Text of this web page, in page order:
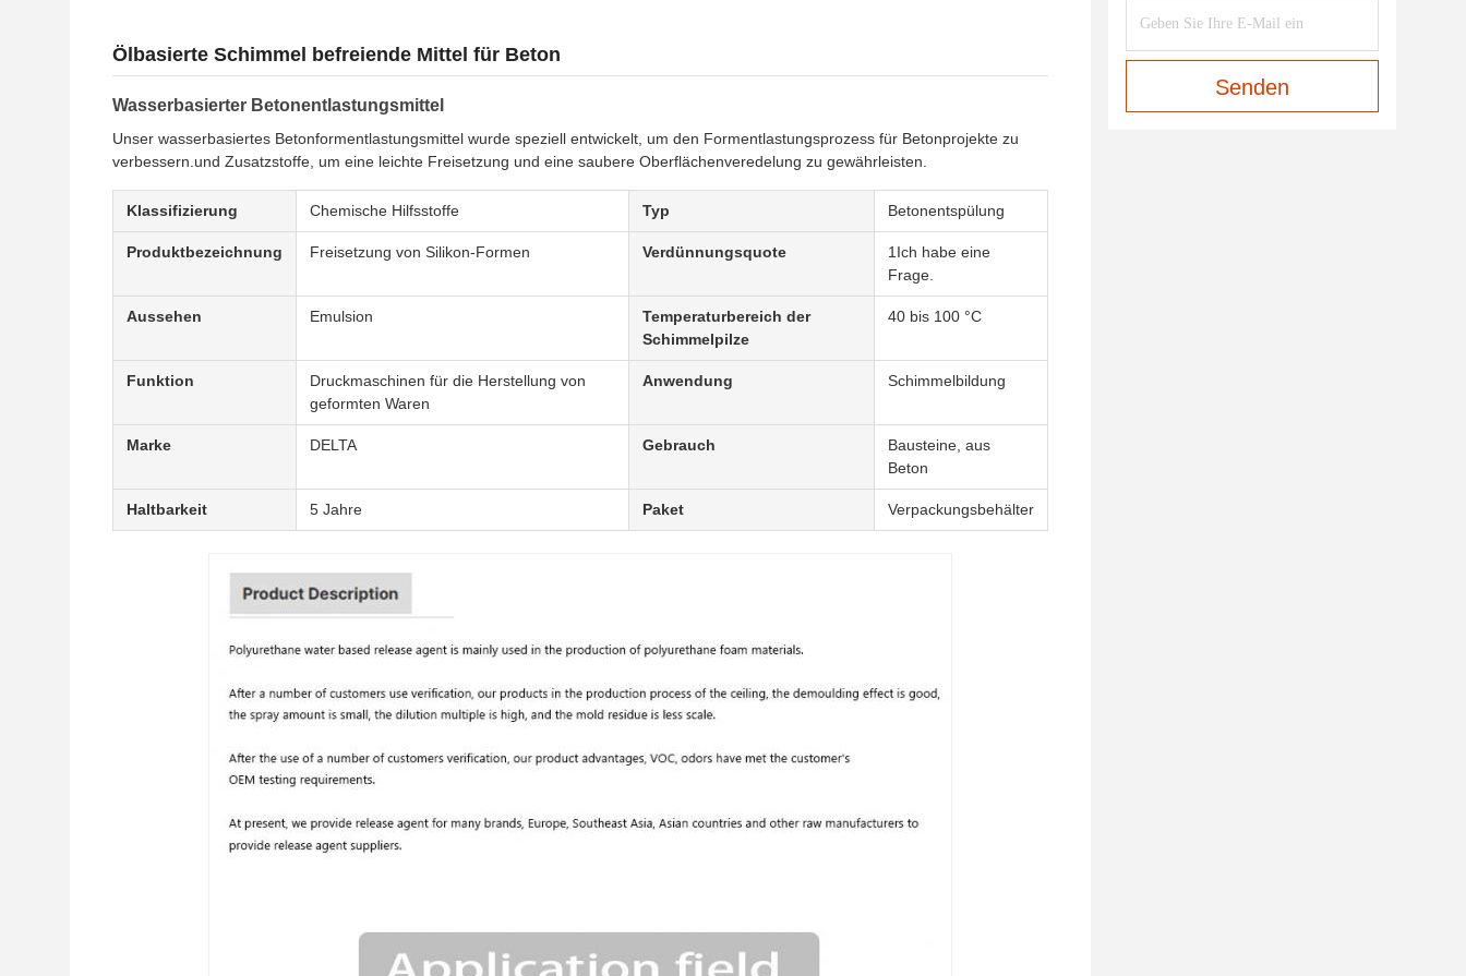
Ölbasierte Schimmel befreiende Mittel für Beton
Wasserbasierter Betonentlastungsmittel
Unser wasserbasiertes Betonformentlastungsmittel wurde speziell entwickelt, um den Formentlastungsprozess für Betonprojekte zu
verbessern.und Zusatzstoffe, um eine leichte Freisetzung und eine saubere Oberflächenveredelung zu gewährleisten.
Klassifizierung Chemische Hilfsstoffe Typ Betonentspülung
Produktbezeichnung Freisetzung von Silikon-Formen Verdünnungsquote
1Ich habe eine
Frage.
Aussehen Emulsion
Temperaturbereich der
Schimmelpilze
40 bis 100 °C
Funktion
Druckmaschinen für die Herstellung von
geformten Waren
Anwendung Schimmelbildung
Marke DELTA Gebrauch
Bausteine, aus
Beton
Haltbarkeit 5 Jahre Paket Verpackungsbehälter
Senden